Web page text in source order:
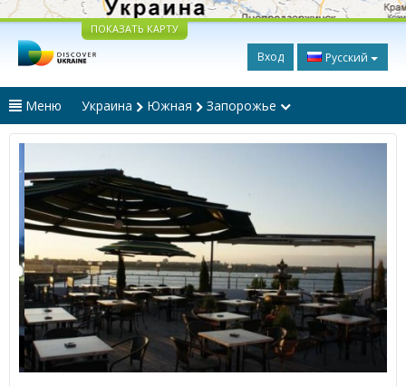
ПОКАЗАТЬ КАРТУ
Вход Русский
Меню Украина Южная Запорожье